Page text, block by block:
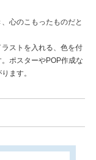
心のこもったものだと
ストを入れる、色を付
ポスターやPOP作成な
ます。